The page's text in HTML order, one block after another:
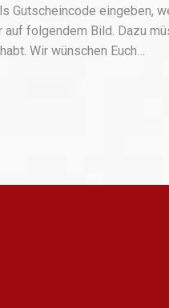
Gutscheincode eingeben,
folgendem Bild. Dazu
Wir wünschen Euch…